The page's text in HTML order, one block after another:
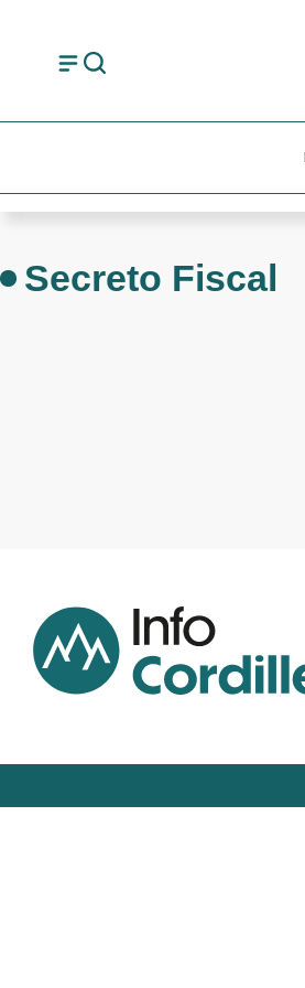
Secreto Fiscal